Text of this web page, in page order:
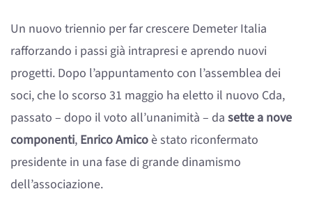
Un nuovo triennio per far crescere Demeter Italia
rafforzando i passi già intrapresi e aprendo nuovi
progetti. Dopo l’appuntamento con l’assemblea dei
soci, che lo scorso 31 maggio ha eletto il nuovo Cda,
passato – dopo il voto all’unanimità – da sette a nove
componenti, Enrico Amicoè stato riconfermato
presidente in una fase di grande dinamismo
dell’associazione.